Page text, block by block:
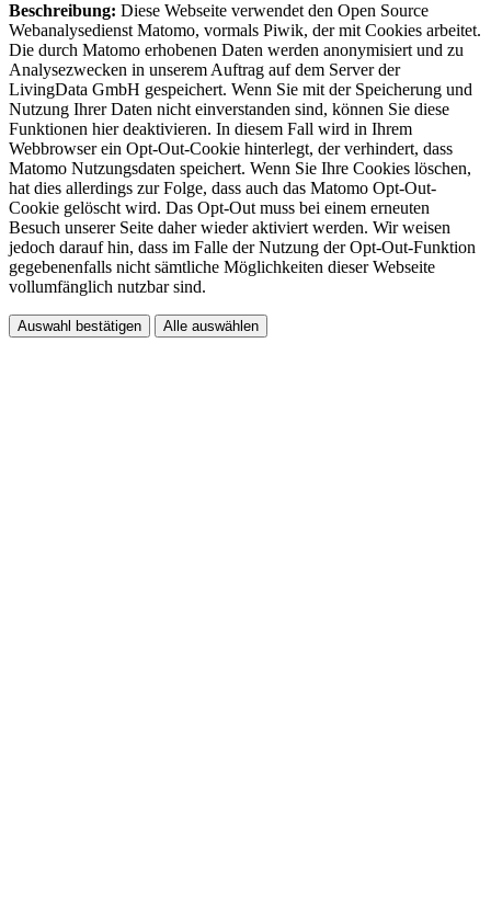
Beschreibung: Diese Webseite verwendet den Open Source
Webanalysedienst Matomo, vormals Piwik, der mit Cookies arbeitet.
Die durch Matomo erhobenen Daten werden anonymisiert und zu
Analysezwecken in unserem Auftrag auf dem Server der
LivingData GmbH gespeichert. Wenn Sie mit der Speicherung und
Nutzung Ihrer Daten nicht einverstanden sind, können Sie diese
Funktionen hier deaktivieren. In diesem Fall wird in Ihrem
Webbrowser ein Opt-Out-Cookie hinterlegt, der verhindert, dass
Matomo Nutzungsdaten speichert. Wenn Sie Ihre Cookies löschen,
hat dies allerdings zur Folge, dass auch das Matomo Opt-Out-
Cookie gelöscht wird. Das Opt-Out muss bei einem erneuten
Besuch unserer Seite daher wieder aktiviert werden. Wir weisen
jedoch darauf hin, dass im Falle der Nutzung der Opt-Out-Funktion
gegebenenfalls nicht sämtliche Möglichkeiten dieser Webseite
vollumfänglich nutzbar sind.
Auswahl bestätigen Alle auswählen